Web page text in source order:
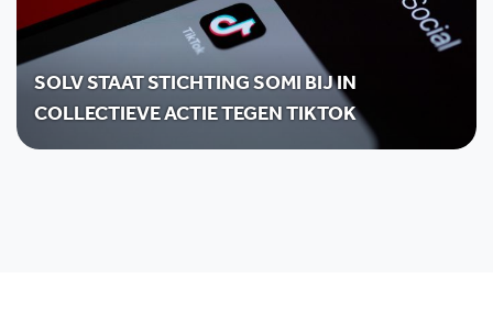
SOLV STAAT STICHTING SOMI BIJ IN
COLLECTIEVE ACTIE TEGEN TIKTOK